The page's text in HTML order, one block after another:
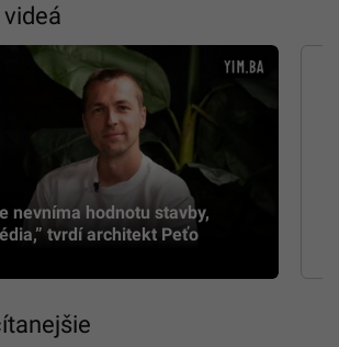
nevníma hodnotu stavby,
tvrdí architekt Peťo